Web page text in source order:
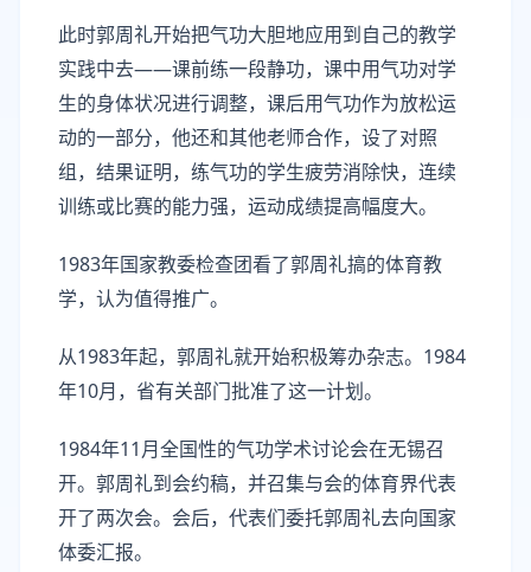
此时郭周礼开始把气功大胆地应用到自己的教学
实践中去——课前练一段静功，课中用气功对学
生的身体状况进行调整，课后用气功作为放松运
动的一部分，他还和其他老师合作，设了对照
组，结果证明，练气功的学生疲劳消除快，连续
训练或比赛的能力强，运动成绩提高幅度大。
1983年国家教委检查团看了郭周礼搞的体育教
学，认为值得推广。
从1983年起，郭周礼就开始积极筹办杂志。1984
年10月，省有关部门批准了这一计划。
1984年11月全国性的气功学术讨论会在无锡召
开。郭周礼到会约稿，并召集与会的体育界代表
开了两次会。会后，代表们委托郭周礼去向国家
体委汇报。